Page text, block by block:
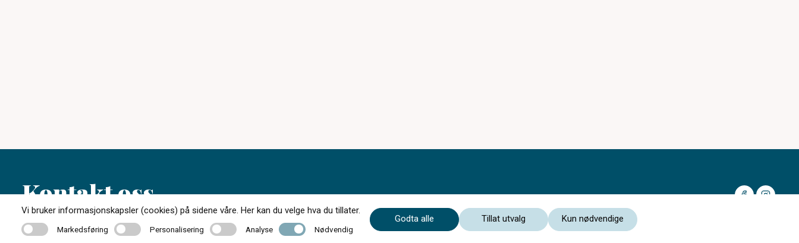
Kontakt oss
45 80 80 30 Uke 29, 30 og 31 har butikken redusert
Vi bruker informasjonskapsler (cookies) på sidene våre. Her kan du velge hva du tillater.
MarkedsføringMarkedsføring PersonaliseringPersonalisering Analyse Analyse Nødvendig Nødvendig
Godta alle Tillat utvalg Kun nødvendige